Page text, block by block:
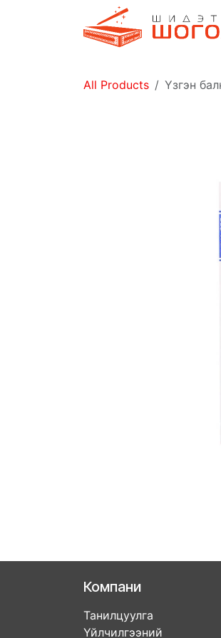
All Products Үзгэн
Компани
Танилцуулга
Үйлчилгээний